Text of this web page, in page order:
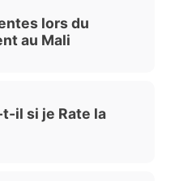
lors du
au Mali
il si je Rate la